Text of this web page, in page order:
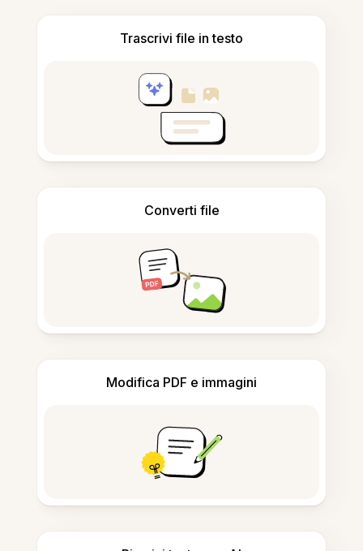
Trascrivi file in testo
Converti file
Modifica PDF e immagini